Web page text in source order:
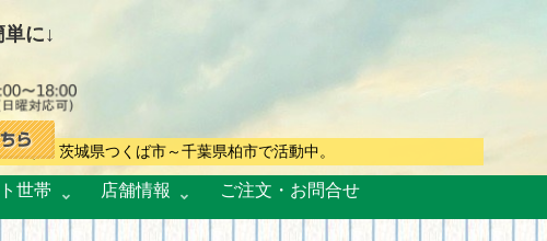
に↓
す。茨城県つくば市～千葉県柏市で活動中。
世帯 店舗情報 ご注文・お問合せ